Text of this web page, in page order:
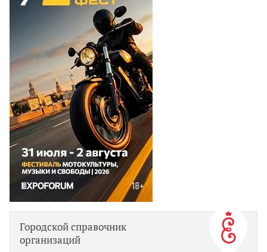
Городской справочник
организаций